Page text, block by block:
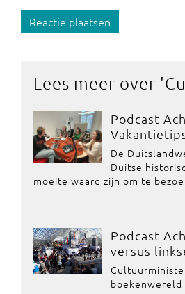
Reactie plaatsen
Lees meer over '
Podcast
De
Duitse
moeite waard zijn om te
Podcast
versus
boekenwereld